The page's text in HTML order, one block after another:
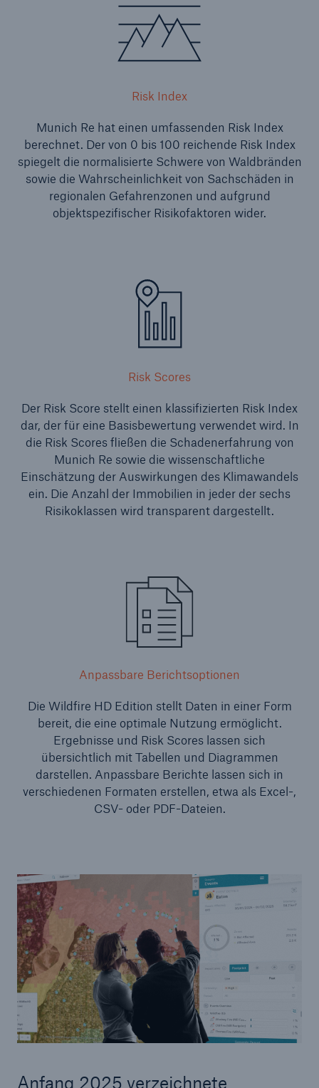
Risk Index
Munich Re hat einen umfassenden Risk Index
berechnet. Der von 0 bis 100 reichende Risk Index
spiegelt die normalisierte Schwere von Waldbränden
sowie die Wahrscheinlichkeit von Sachschäden in
regionalen Gefahrenzonen und aufgrund
objektspezifischer Risikofaktoren wider.
Risk Scores
Der Risk Score stellt einen klassifizierten Risk Index
dar, der für eine Basisbewertung verwendet wird. In
die Risk Scores fließen die Schadenerfahrung von
Munich Re sowie die wissenschaftliche
Einschätzung der Auswirkungen des Klimawandels
ein. Die Anzahl der Immobilien in jeder der sechs
Risikoklassen wird transparent dargestellt.
Anpassbare Berichtsoptionen
Die Wildfire HD Edition stellt Daten in einer Form
bereit, die eine optimale Nutzung ermöglicht.
Ergebnisse und Risk Scores lassen sich
übersichtlich mit Tabellen und Diagrammen
darstellen. Anpassbare Berichte lassen sich in
verschiedenen Formaten erstellen, etwa als Excel-,
CSV- oder PDF-Dateien.
Anfang 2025 verzeichnete